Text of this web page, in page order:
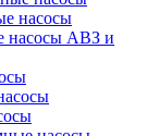
насосы
насосы АВЗ и